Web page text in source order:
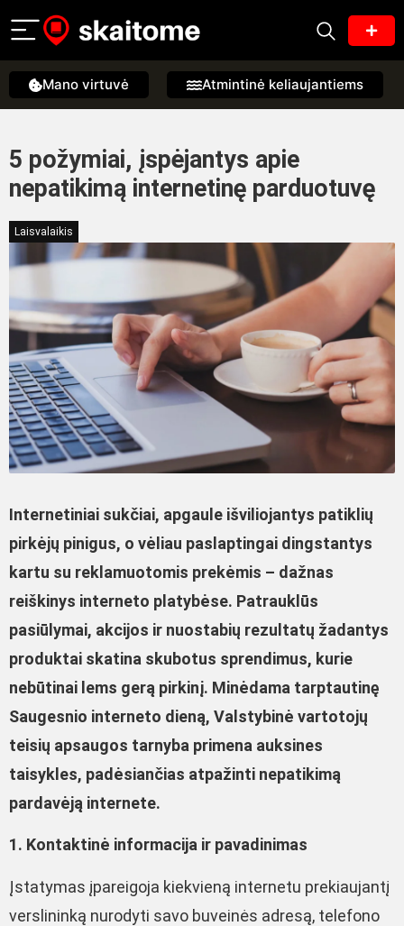
Mano virtuvė Atmintinė keliaujantiems
5 požymiai, įspėjantys apie
nepatikimą internetinę parduotuvę
Laisvalaikis
Internetiniai sukčiai, apgaule išviliojantys patiklių
pirkėjų pinigus, o vėliau paslaptingai dingstantys
kartu su reklamuotomis prekėmis – dažnas
reiškinys interneto platybėse. Patrauklūs
pasiūlymai, akcijos ir nuostabių rezultatų žadantys
produktai skatina skubotus sprendimus, kurie
nebūtinai lems gerą pirkinį. Minėdama tarptautinę
Saugesnio interneto dieną, Valstybinė vartotojų
teisių apsaugos tarnyba primena auksines
taisykles, padėsiančias atpažinti nepatikimą
pardavėją internete.
1. Kontaktinė informacija ir pavadinimas
Įstatymas įpareigoja kiekvieną internetu prekiaujantį
verslininką nurodyti savo buveinės adresą, telefono